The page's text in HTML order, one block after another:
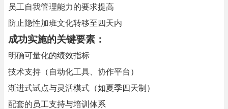
员工自我管理能力的要求提高
防止隐性加班文化转移至四天内
成功实施的关键要素：
明确可量化的绩效指标
技术支持（自动化工具、协作平台）
渐进式试点与灵活模式（如夏季四天制）
配套的员工支持与培训体系